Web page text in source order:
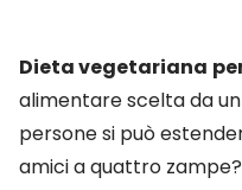
Dieta vegetariana
alimentare scelta da
persone si può
amici a quattro